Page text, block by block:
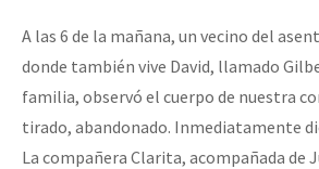
A las 6 de la mañana, un vecino del
donde también vive David, llamado
familia, observó el cuerpo de nuestra
tirado, abandonado. Inmediatamente
La compañera Clarita, acompañada de